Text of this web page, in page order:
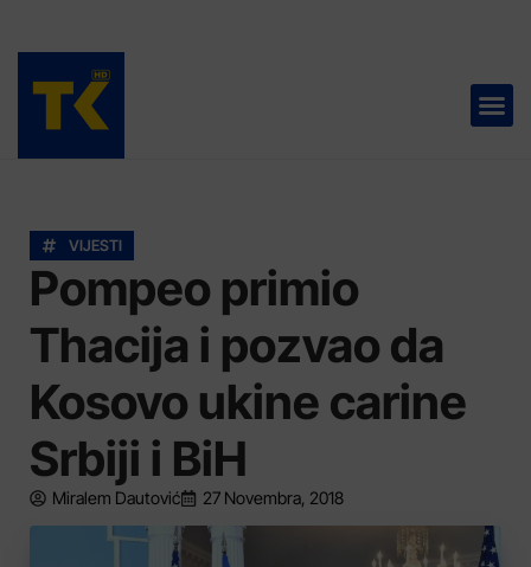
VIJESTI
Pompeo primio
Thacija i pozvao da
Kosovo ukine carine
Srbiji i BiH
Miralem Dautović 27 Novembra, 2018